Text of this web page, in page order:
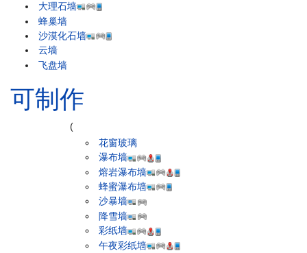
大理石墙
蜂巢墙
沙漠化石墙
云墙
飞盘墙
可制作
(
花窗玻璃
瀑布墙
熔岩瀑布墙
蜂蜜瀑布墙
沙暴墙
降雪墙
彩纸墙
午夜彩纸墙